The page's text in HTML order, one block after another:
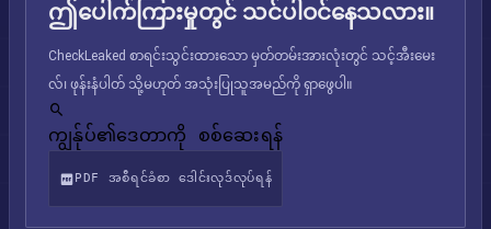
ဤပေါက်ကြားမှုတွင် သင်ပါဝင်နေသလား။
CheckLeaked စာရင်းသွင်းထားသော မှတ်တမ်းအားလုံးတွင် သင့်အီးမေး
လ်၊ ဖုန်းနံပါတ် သို့မဟုတ် အသုံးပြုသူအမည်ကို ရှာဖွေပါ။
ကျွန်ုပ်၏ဒေတာကို စစ်ဆေးရန်
PDF အစီရင်ခံစာ ဒေါင်းလုဒ်လုပ်ရန်